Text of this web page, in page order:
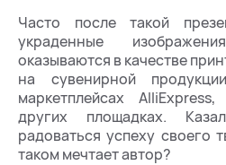
Часто после такой
украденные
оказываются в качестве
на сувенирной
маркетплейсах
других площадках.
радоваться успеху своего
таком мечтает автор?